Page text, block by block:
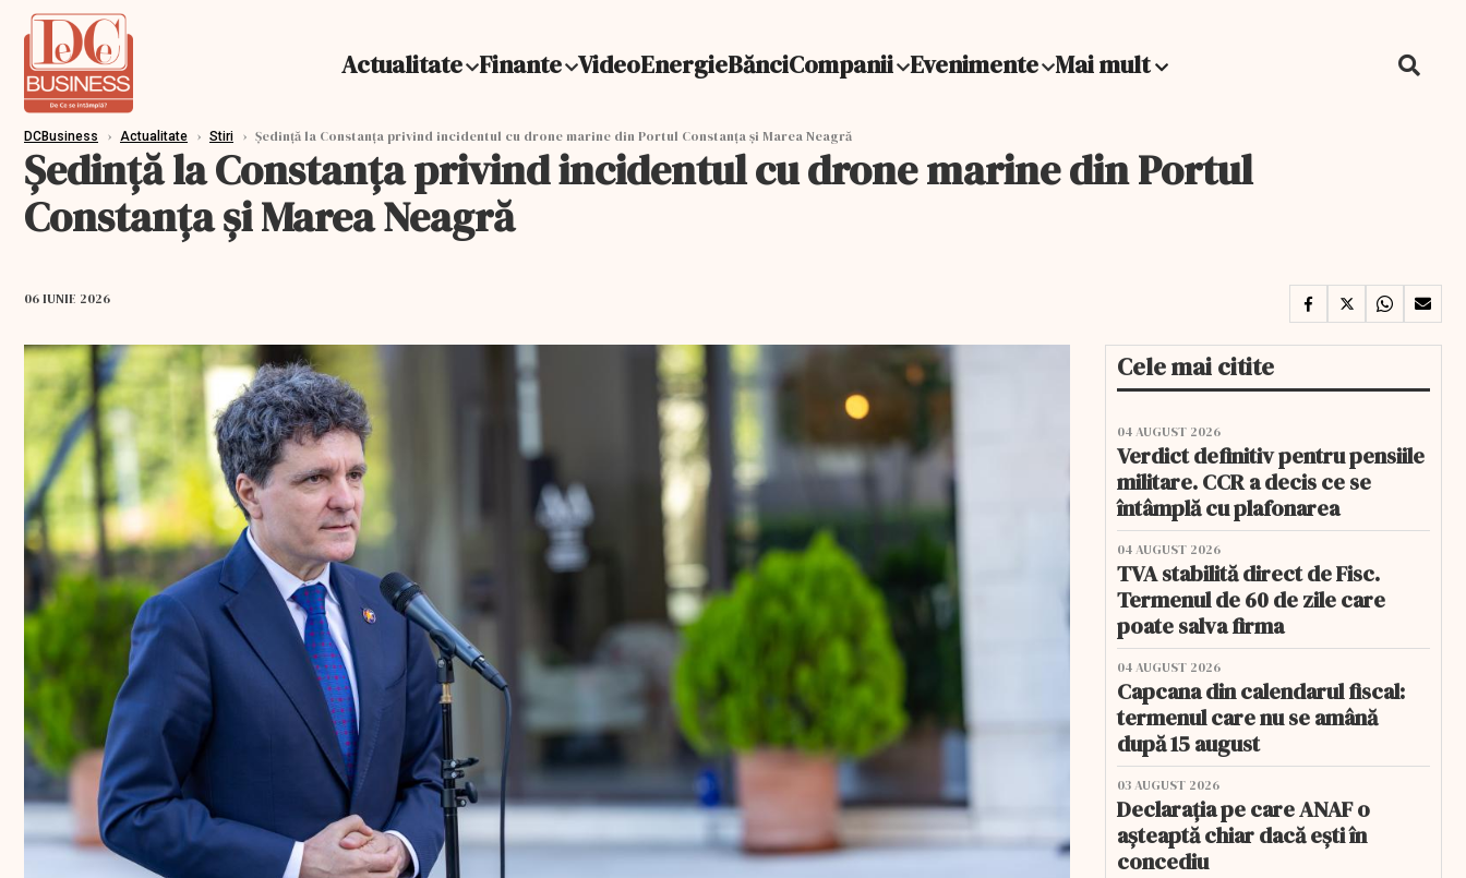
Actualitate Finante VideoEnergieBănciCompanii Evenimente Mai mult
DCBusiness › Actualitate › Stiri › Ședință la Constanța privind incidentul cu drone marine din Portul Constanța și Marea Neagră
Ședință la Constanța privind incidentul cu drone marine din Portul
Constanța și Marea Neagră
06 IUNIE 2026
Cele mai citite
04 AUGUST 2026
Verdict definitiv pentru pensiile
militare. CCR a decis ce se
întâmplă cu plafonarea
04 AUGUST 2026
TVA stabilită direct de Fisc.
Termenul de 60 de zile care
poate salva firma
04 AUGUST 2026
Capcana din calendarul fiscal:
termenul care nu se amână
după 15 august
03 AUGUST 2026
Declarația pe care ANAF o
așteaptă chiar dacă ești în
concediu